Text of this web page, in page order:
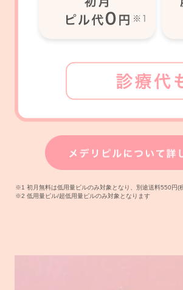
※1 初月無料は低用量ピルのみ対象となり、別途送料550円(
※2 低用量ピル/超低用量ピルのみ対象となります